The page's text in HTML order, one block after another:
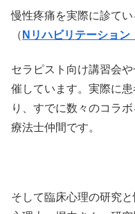
慢性疼痛を実際に診て
（ Nリハビリテーション
セラピスト向け講習会
催しています。実際に
り、すでに数々のコラ
療法士仲間です。
そして臨床心理の研究